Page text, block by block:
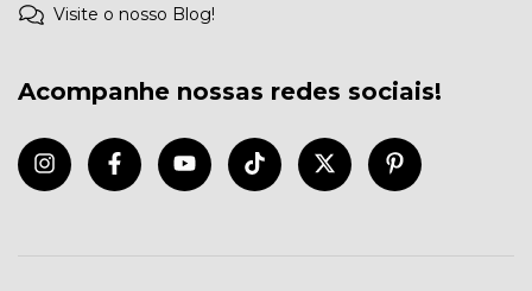
Visite o nosso Blog!
Acompanhe nossas redes sociais!